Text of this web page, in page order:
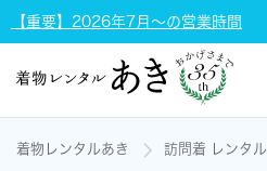
【重要】2026年7月～の営業時間
着物レンタルあき 訪問着 レンタル